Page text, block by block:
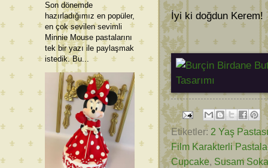
İyi ki doğdun Kerem!
Etiketler: 2 Yaş Pastası
Film Karakterli
Cupcake, Susam
Son dönemde
hazırladığımız en popüler,
en çok sevilen sevimli
Minnie Mouse pastalarını
tek bir yazı ile paylaşmak
istedik. Bu...